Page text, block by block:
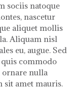
sociis natoque
nascetur
aliquet mollis
Aliquam nisl
eu, augue. Sed
commodo
ornare nulla
sit amet mauris.